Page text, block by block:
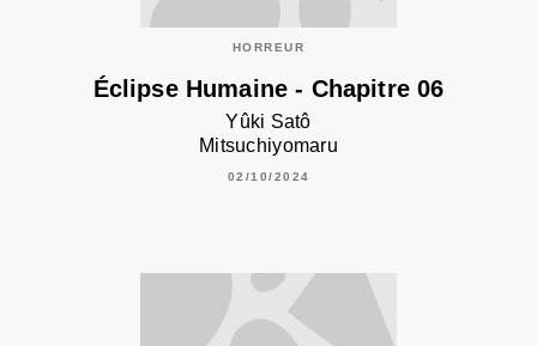
HORREUR
Éclipse Humaine - Chapitre 06
Yûki Satô
Mitsuchiyomaru
02/10/2024